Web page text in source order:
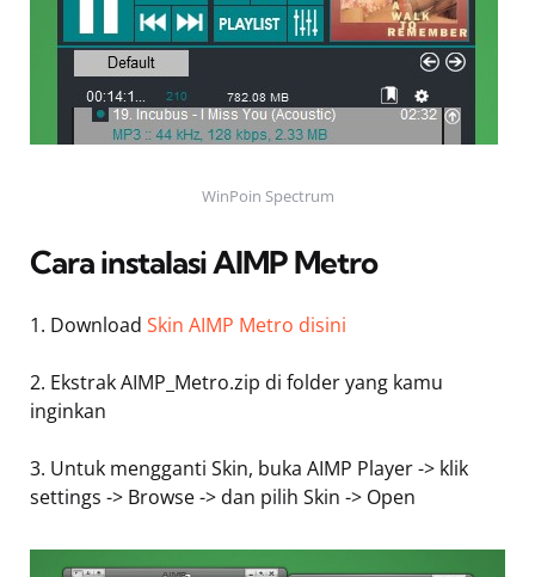
WinPoin Spectrum
Cara instalasi AIMP Metro
1. Download Skin AIMP Metro disini
2. Ekstrak AIMP_Metro.zip di folder yang kamu
inginkan
3. Untuk mengganti Skin, buka AIMP Player -> klik
settings -> Browse -> dan pilih Skin -> Open